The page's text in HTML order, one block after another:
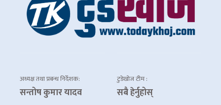
अध्यक्ष तथा प्रबन्ध निर्देशक:
सन्तोष कुमार यादव
टुडेखोज टीम :
सबै हेर्नुहोस्